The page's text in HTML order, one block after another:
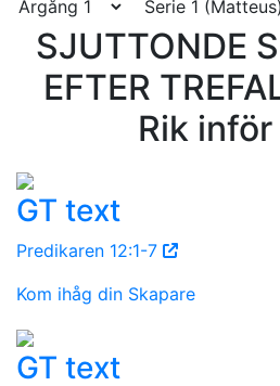
SJUTTONDE
EFTER
Rik inför
GT text
Predikaren 12:1-7
Kom ihåg din Skapare
GT text